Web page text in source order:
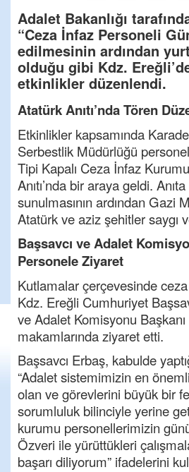
Adalet Bakanlığı
“Ceza İnfaz Personeli
edilmesinin ardından
olduğu gibi Kdz.
etkinlikler düzenlendi.
Atatürk Anıtı’nda Tören
Etkinlikler kapsamında
Serbestlik Müdürlüğü
Tipi Kapalı Ceza İnfaz
Anıtı’nda bir araya geldi.
sunulmasının ardından Gazi
Atatürk ve aziz şehitler saygı
Başsavcı ve Adalet
Personele Ziyaret
Kutlamalar çerçevesinde
Kdz. Ereğli Cumhuriyet
ve Adalet Komisyonu Başkanı
makamlarında ziyaret etti.
Başsavcı Erbaş, kabulde
“Adalet sistemimizin en
olan ve görevlerini büyük bir
sorumluluk bilinciyle yerine
kurumu personellerimizin
Özveri ile yürüttükleri
başarı diliyorum” ifadelerini